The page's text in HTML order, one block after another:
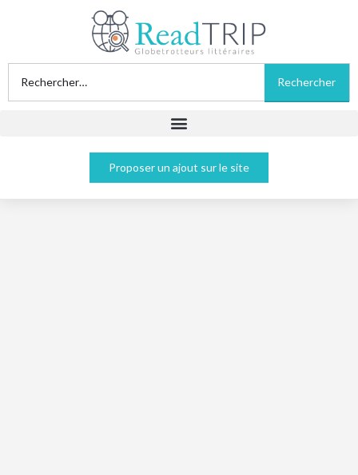
Proposer un ajout sur le site